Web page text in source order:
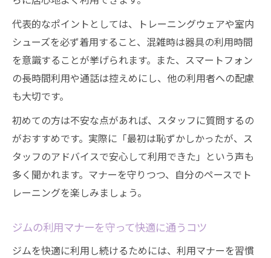
代表的なポイントとしては、トレーニングウェアや室内
シューズを必ず着用すること、混雑時は器具の利用時間
を意識することが挙げられます。また、スマートフォン
の長時間利用や通話は控えめにし、他の利用者への配慮
も大切です。
初めての方は不安な点があれば、スタッフに質問するの
がおすすめです。実際に「最初は恥ずかしかったが、ス
タッフのアドバイスで安心して利用できた」という声も
多く聞かれます。マナーを守りつつ、自分のペースでト
レーニングを楽しみましょう。
ジムの利用マナーを守って快適に通うコツ
ジムを快適に利用し続けるためには、利用マナーを習慣